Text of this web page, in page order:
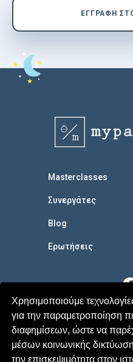
Χρησιμοποιούμε
για την παραμετροποίηση
διαφημίσεων, ώστε να
μέσων κοινωνικής
την επισκεψιμότητα στον
EΓΓΡΑΦΗ
Masterclasses
Συνεργάτες
Blog
Eρωτήσεις